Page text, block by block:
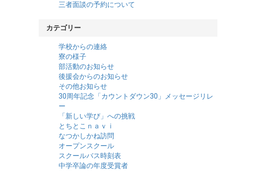
三者面談の予約について
カテゴリー
学校からの連絡
寮の様子
部活動のお知らせ
後援会からのお知らせ
その他お知らせ
30周年記念「カウントダウン30」メッセージリレ
ー
「新しい学び」への挑戦
とちとこｎａｖｉ
なつかしかね訪問
オープンスクール
スクールバス時刻表
中学卒論の年度受賞者